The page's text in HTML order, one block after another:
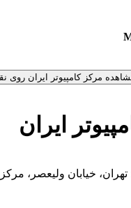
ایران
خیابان ولیعصر، مرکز